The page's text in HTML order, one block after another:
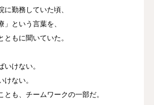
に勤務していた頃、
」という言葉を、
ともに聞いていた。
いけない。
けない。
とも、チームワークの一部だ。